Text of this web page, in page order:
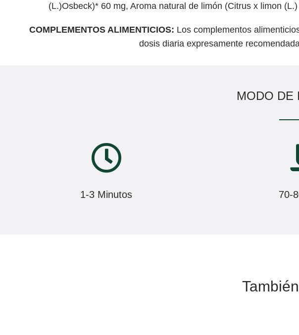
(L.)Osbeck)* 60 mg, Aroma natural de limón (Citrus x limon
COMPLEMENTOS ALIMENTICIOS: Los complementos
dosis diaria expresamente
MODO DE
1-3 Minutos 70-